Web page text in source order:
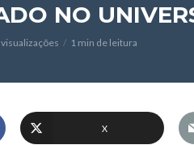
NO
visualizações 1 min de leitura
X